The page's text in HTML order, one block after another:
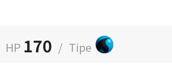
HP 170 / Tipe